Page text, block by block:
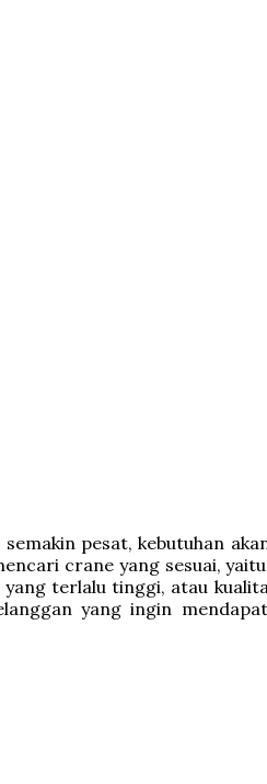
pesat, kebutuhan
crane yang sesuai,
terlalu tinggi, atau
yang ingin